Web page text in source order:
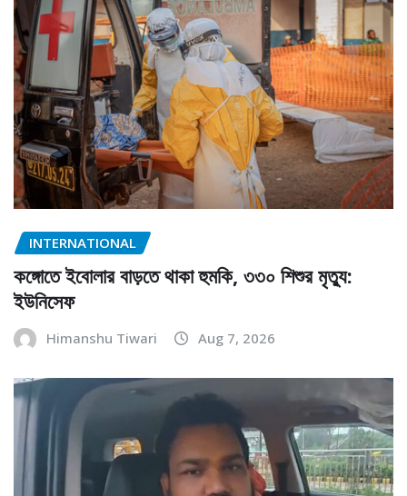
INTERNATIONAL
কঙ্গোতে ইবোলার বাড়তে থাকা হুমকি, ৩৩০ শিশুর মৃত্যু:
ইউনিসেফ
Himanshu Tiwari Aug 7, 2026